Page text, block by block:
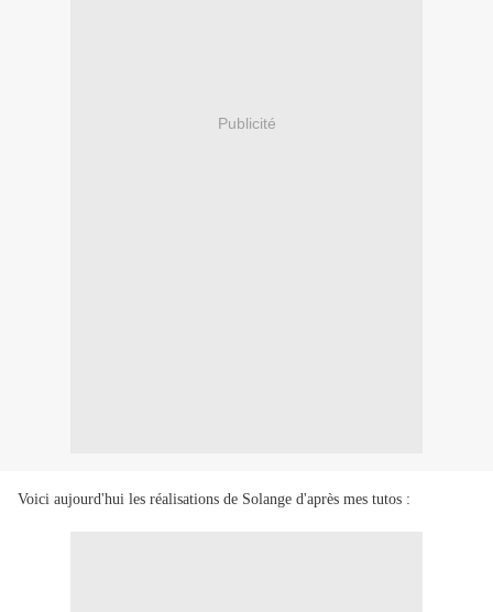
Publicité
Voici aujourd'hui les réalisations de Solange d'après mes tutos :